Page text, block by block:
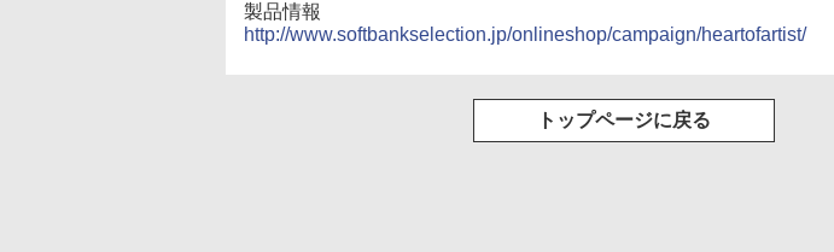
製品情報
http://www.softbankselection.jp/onlineshop/campaign/heartofartist/
トップページに戻る